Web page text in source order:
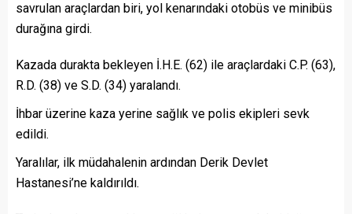
savrulan araçlardan biri, yol kenarındaki otobüs ve minibüs
durağına girdi.
Kazada durakta bekleyen İ.H.E. (62) ile araçlardaki C.P. (63),
R.D. (38) ve S.D. (34) yaralandı.
İhbar üzerine kaza yerine sağlık ve polis ekipleri sevk
edildi.
Yaralılar, ilk müdahalenin ardından Derik Devlet
Hastanesi’ne kaldırıldı.